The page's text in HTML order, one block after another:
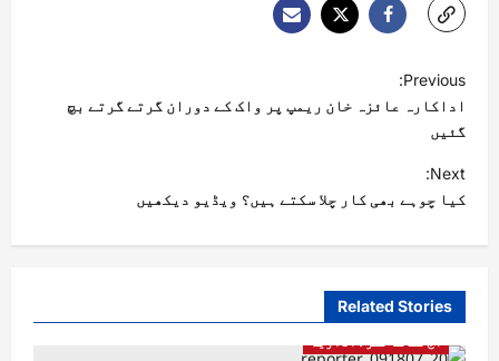
Previous:
اداکارہ عائزہ خان ریمپ پر واک کے دوران گرتے گرتے بچ
گئیں
Next:
کیا چوہے بھی کار چلا سکتے ہیں؟ ویڈیو دیکھیں
Related Stories
آج کے کالمز/ اداریہ